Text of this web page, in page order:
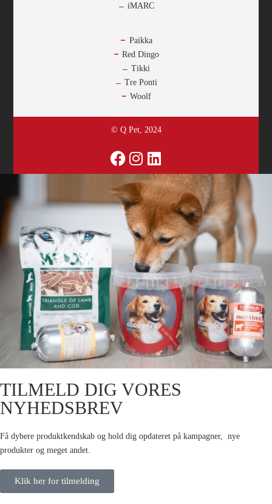
iMARC
Paikka
Red Dingo
Tikki
Tre Ponti
Woolf
© Q Pet, 2024
TILMELD DIG VORES
NYHEDSBREV
Få dybere produktkendskab og hold dig opdateret på kampagner, nye
produkter og meget andet.
Klik her for tilmelding